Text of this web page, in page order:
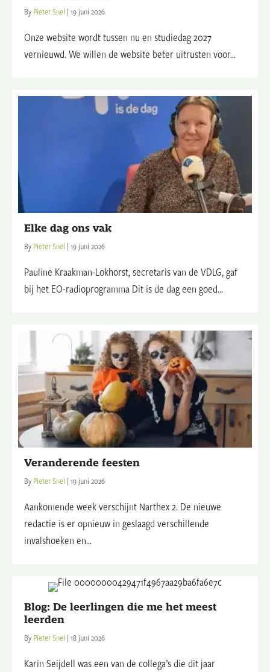
By Pieter Snel | 19 juni 2026
Onze website wordt tussen nu en studiedag 2027
vernieuwd. We willen de website beter uitrusten voor...
Elke dag ons vak
By Pieter Snel | 19 juni 2026
Pauline Kraakman-Lokhorst, secretaris van de VDLG, gaf
bij het EO-radioprogramma Dit is de dag een goed...
Veranderende feesten
By Pieter Snel | 19 juni 2026
Aankomende week verschijnt Narthex 2. De nieuwe
redactie is er opnieuw in geslaagd verschillende
invalshoeken en...
Blog: De leerlingen die me het meest
leerden
By Pieter Snel | 18 juni 2026
Karin Seijdell was een van de collega’s die dit jaar